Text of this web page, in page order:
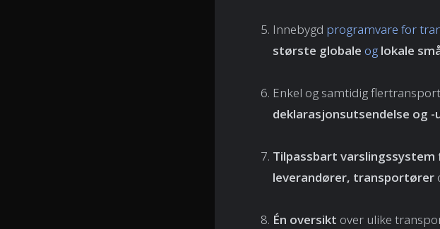
Innebygd programvare for
største globale og lokale
Enkel og samtidig
deklarasjonsutsendelse og
Tilpassbart
leverandører, transportører
Én oversikt over ulike